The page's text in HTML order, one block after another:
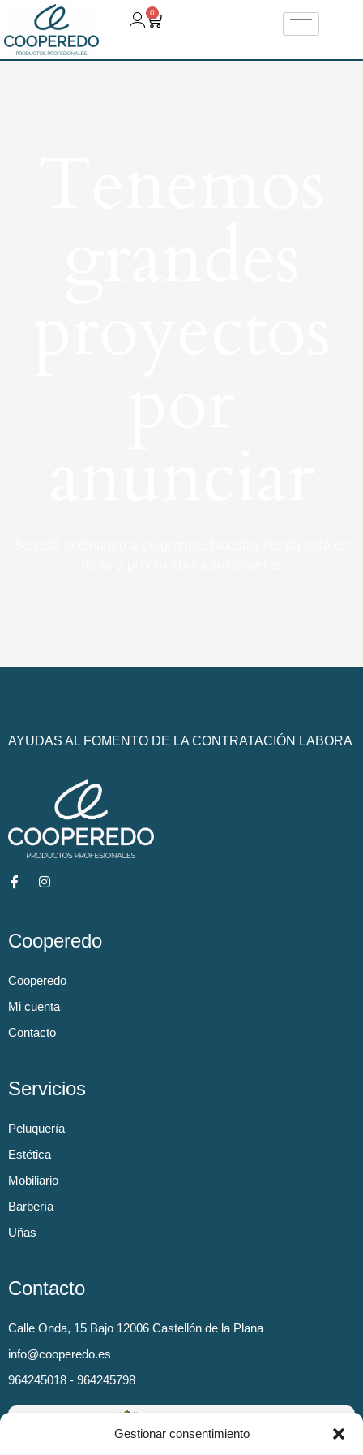
Gestionar consentimiento
0
AYUDAS AL FOMENTO DE LA CONTRATACIÓN LABORA
Cooperedo
Cooperedo
Mi cuenta
Contacto
Servicios
Peluquería
Estética
Mobiliario
Barbería
Uñas
Contacto
Calle Onda, 15 Bajo 12006 Castellón de la Plana
info@cooperedo.es
964245018 - 964245798